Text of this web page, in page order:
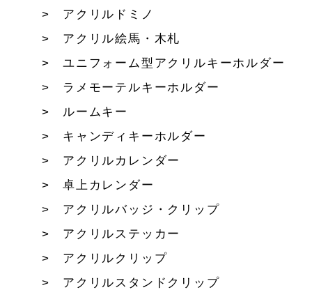
アクリルドミノ
アクリル絵馬・木札
ユニフォーム型アクリルキーホルダー
ラメモーテルキーホルダー
ルームキー
キャンディキーホルダー
アクリルカレンダー
卓上カレンダー
アクリルバッジ・クリップ
アクリルステッカー
アクリルクリップ
アクリルスタンドクリップ